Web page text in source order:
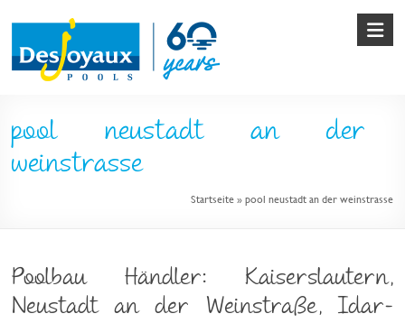
content
&
Poolbau
pool neustadt an der
weinstrasse
Startseite»pool neustadt an der weinstrasse
Poolbau Händler: Kaiserslautern,
Neustadt an der Weinstraße, Idar-